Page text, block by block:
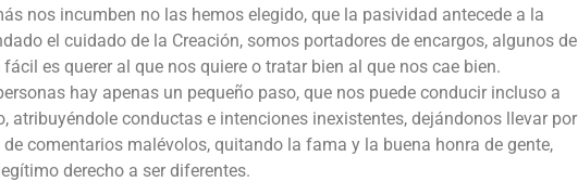
nos incumben no las hemos elegido, que la pasividad antecede a la
el cuidado de la Creación, somos portadores de encargos, algunos de
es querer al que nos quiere o tratar bien al que nos cae bien.
hay apenas un pequeño paso, que nos puede conducir incluso a
atribuyéndole conductas e intenciones inexistentes, dejándonos llevar por
comentarios malévolos, quitando la fama y la buena honra de gente,
derecho a ser diferentes.